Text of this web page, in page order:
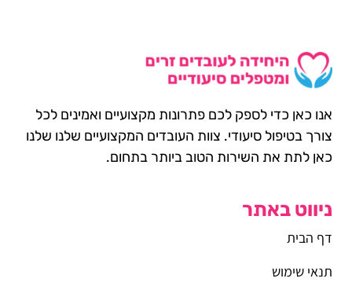
אנו כאן כדי לספק לכם פתרונות מקצועיים ואמינים לכל
צורך בטיפול סיעודי. צוות העובדים המקצועיים שלנו שלנו
כאן לתת את השירות הטוב ביותר בתחום.
ניווט באתר
דף הבית
תנאי שימוש